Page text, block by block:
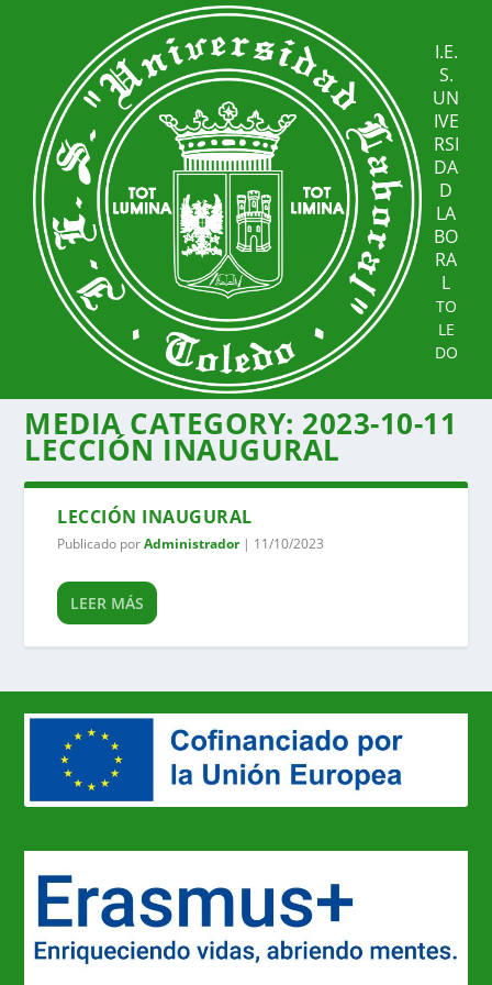
I.E.
S.
UN
IVE
RSI
DA
D
LA
BO
RA
L
TO
LE
DO
MEDIA CATEGORY: 2023-10-11
LECCIÓN INAUGURAL
LECCIÓN INAUGURAL
Publicado porAdministrador| 11/10/2023
LEER MÁS